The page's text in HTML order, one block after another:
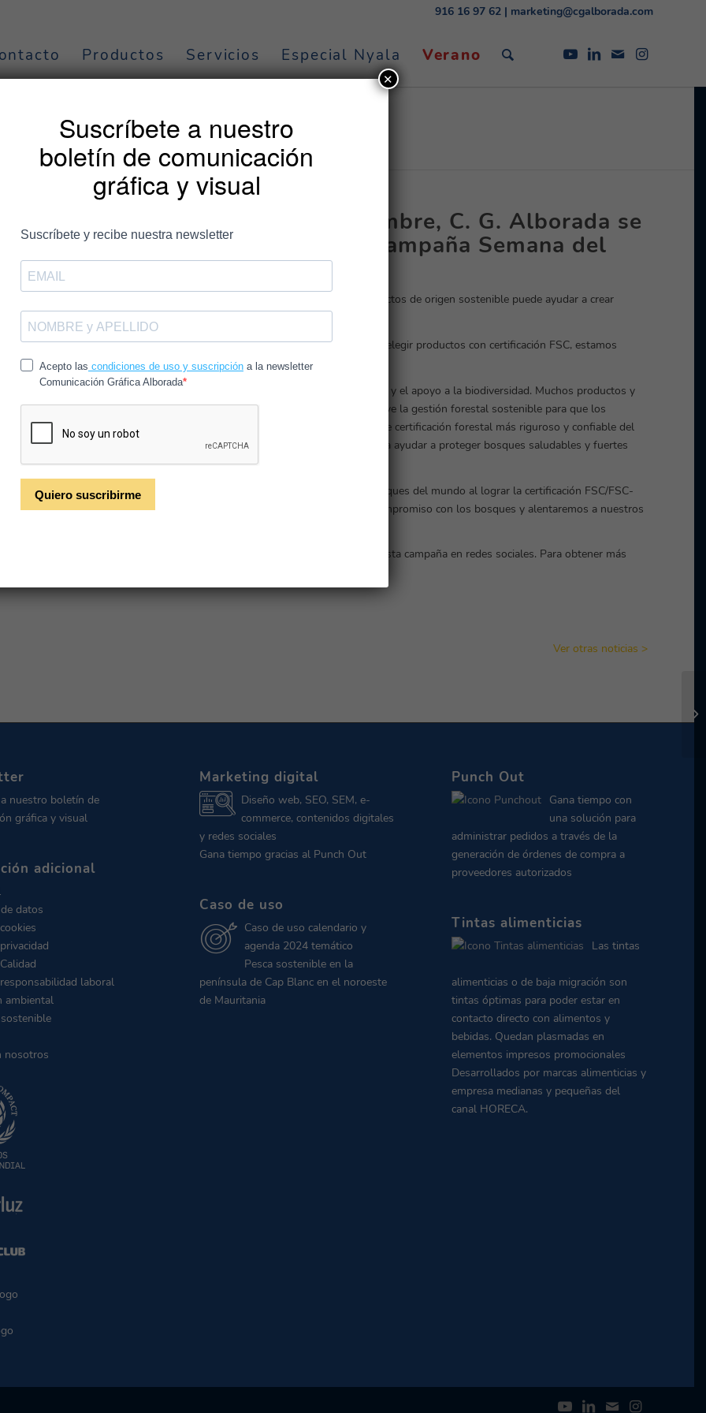
916 16 97 62 | marketing@cgalborada.com
Productos Servicios Especial Nyala Verano
nosotros durante
2022
Este año, del 24 al 30 de septiembre, C. G. Alborada se
enorgullece de participar en la campaña Semana del
Bosque FSC.
La campaña destaca el valor de los bosques y cómo la elección de productos de origen sostenible puede ayudar a crear
El tema de la campaña de este año es “Elige los bosques. Elige FSC”. Al elegir productos con certificación FSC, estamos
ayudando a proteger los bosques y toda la vida que sustentan.
Los bosques juegan un papel clave en la lucha contra el cambio climático y el apoyo a la biodiversidad. Muchos productos y
necesidades diarias provienen de los bosques. Por lo tanto, FSC promueve la gestión forestal sostenible para que los
bosques y las personas puedan prosperar. FSC proporciona el sistema de certificación forestal más riguroso y confiable del
mundo y cuenta con la confianza de ONG, empresas y consumidores para ayudar a proteger bosques saludables y fuertes
para todos, para siempre.
C. G. Alborada se enorgullece de apoyar la gestión sostenible de los bosques del mundo al lograr la certificación FSC/FSC-
C010671. Durante la Semana del Bosque FSC, celebraremos nuestro compromiso con los bosques y alentaremos a nuestros
Sé parte del cambio sostenible y ayude a cuidar los bosques apoyando esta campaña en redes sociales. Para obtener más
Ver otras noticias >
nuestro boletín de
gráfica y visual
adicional
datos
laboral
ambiental
nosotros
Marketing digital
Diseño web, SEO, SEM, e-
commerce, contenidos digitales
y redes sociales
Gana tiempo gracias al Punch Out
Caso de uso
Caso de uso calendario y
agenda 2024 temático
Pesca sostenible en la
península de Cap Blanc en el noroeste
de Mauritania
Punch Out
Gana tiempo con
una solución para
administrar pedidos a través de la
generación de órdenes de compra a
proveedores autorizados
Tintas alimenticias
Las tintas
alimenticias o de baja migración son
tintas óptimas para poder estar en
contacto directo con alimentos y
bebidas. Quedan plasmadas en
elementos impresos promocionales
Desarrollados por marcas alimenticias y
empresa medianas y pequeñas del
canal HORECA.
Suscríbete a nuestro
boletín de comunicación
gráfica y visual
✕